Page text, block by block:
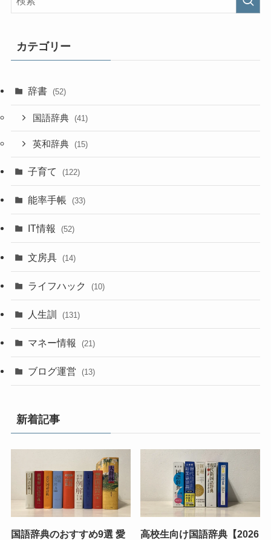
カテゴリー
辞書 (52)
国語辞典 (41)
英和辞典 (15)
子育て (122)
能率手帳 (33)
IT情報 (52)
文房具 (14)
ライフハック (10)
人生訓 (131)
マネー情報 (21)
ブログ運営 (13)
新着記事
国語辞典のおすすめ9選 愛
高校生向け国語辞典【2026